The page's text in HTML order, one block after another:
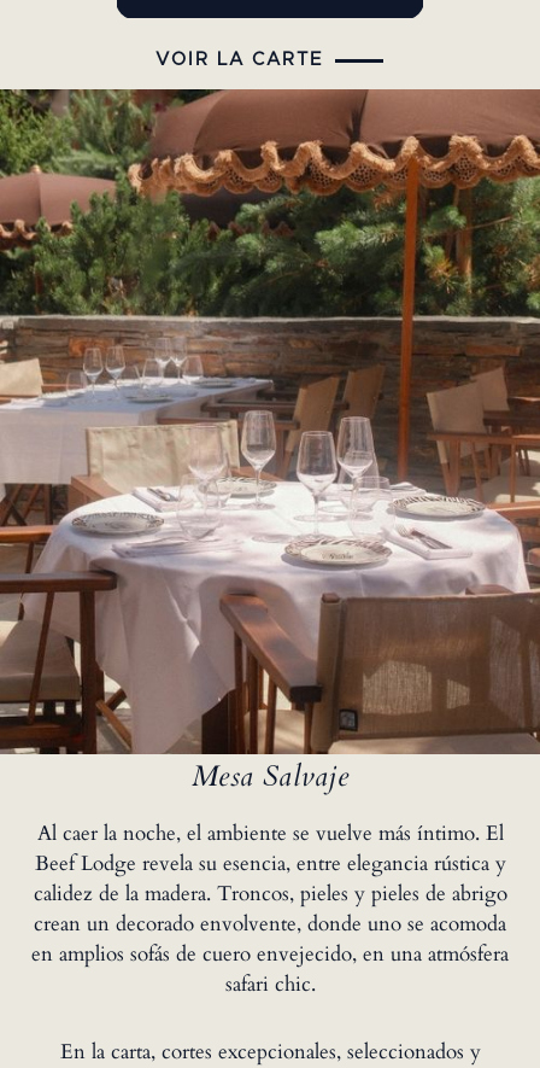
VOIR LA CARTE
Mesa Salvaje
Al caer la noche, el ambiente se vuelve más íntimo. El
Beef Lodge revela su esencia, entre elegancia rústica y
calidez de la madera. Troncos, pieles y pieles de abrigo
crean un decorado envolvente, donde uno se acomoda
en amplios sofás de cuero envejecido, en una atmósfera
safari chic.
En la carta, cortes excepcionales, seleccionados y